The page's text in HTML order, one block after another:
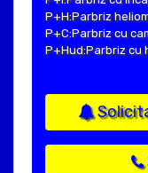
P+H:Parbriz
P+C:Parbriz cu
P+Hud:Parbriz cu